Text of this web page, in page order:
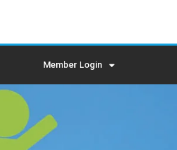
Member Login